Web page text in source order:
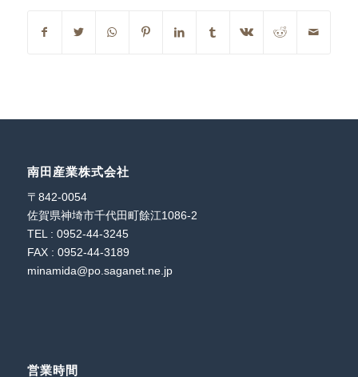
南田産業株式会社
〒842-0054
佐賀県神埼市千代田町餘江1086-2
TEL : 0952-44-3245
FAX : 0952-44-3189
minamida@po.saganet.ne.jp
営業時間